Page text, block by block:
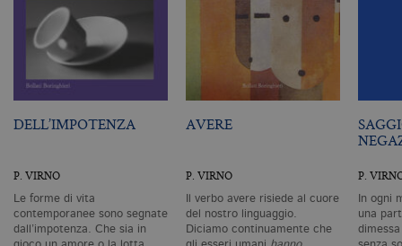
DELL’IMPOTENZA
P. VIRNO
Le forme di vita
contemporanee sono segnate
dall’impotenza. Che sia in
AVERE
P. VIRNO
Il verbo avere risiede al cuore
del nostro linguaggio.
Diciamo continuamente che
P.
In ogni
una
cookie analitici sono equiparati ai
tecnici e dunque non necessitano del
consenso.
Nome